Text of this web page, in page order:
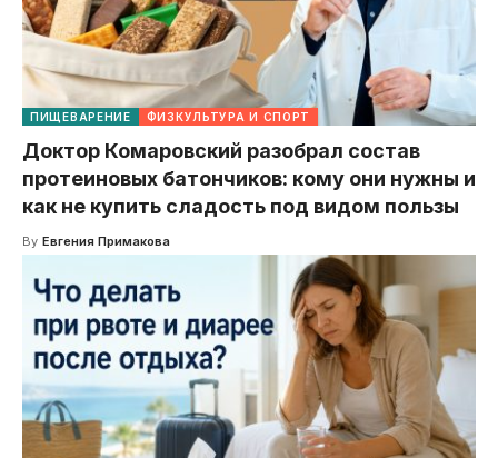
ПИЩЕВАРЕНИЕ ФИЗКУЛЬТУРА И СПОРТ
Доктор Комаровский разобрал состав
протеиновых батончиков: кому они нужны и
как не купить сладость под видом пользы
By Евгения Примакова